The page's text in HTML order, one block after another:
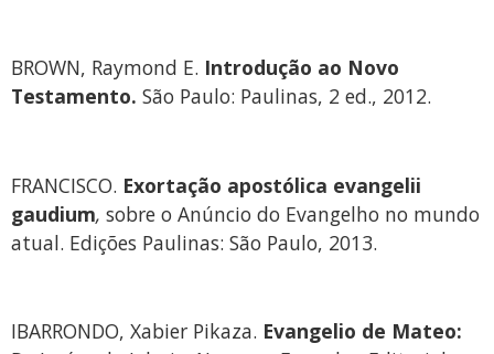
BROWN, Raymond E. Introdução ao Novo
Testamento. São Paulo: Paulinas, 2 ed., 2012.
FRANCISCO. Exortação apostólica evangelii
gaudium, sobre o Anúncio do Evangelho no mundo
atual. Edições Paulinas: São Paulo, 2013.
IBARRONDO, Xabier Pikaza. Evangelio de Mateo: